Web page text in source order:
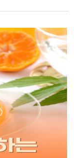
강을 챙기는 것은